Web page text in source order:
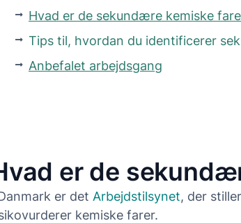
Hvad er de sekundære kemiske
Tips til, hvordan du identificerer
Anbefalet arbejdsgang
er de
er det Arbejdstilsynet, der
kemiske farer.